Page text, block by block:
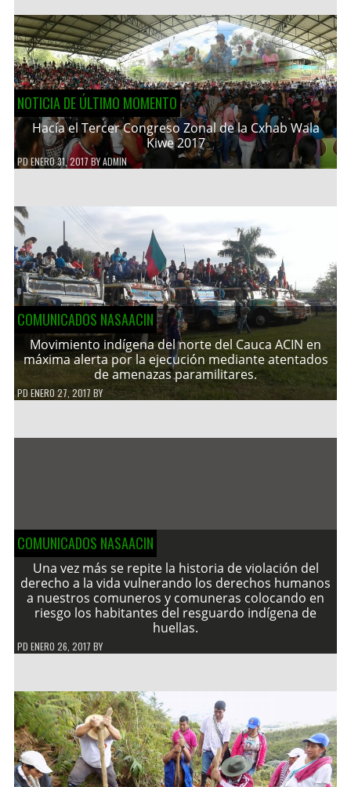
NOTICIA DE ÚLTIMO MOMENTO
Hacía el Tercer Congreso Zonal de la Cxhab Wala
Kiwe 2017
PDENERO 31, 2017 BYADMIN
COMUNICADOS NASAACIN
Movimiento indígena del norte del Cauca ACIN en
máxima alerta por la ejecución mediante atentados
de amenazas paramilitares.
PDENERO 27, 2017 BY
COMUNICADOS NASAACIN
Una vez más se repite la historia de violación del
derecho a la vida vulnerando los derechos humanos
a nuestros comuneros y comuneras colocando en
riesgo los habitantes del resguardo indígena de
huellas.
PD ENERO 26, 2017 BY